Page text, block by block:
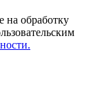
на обработку